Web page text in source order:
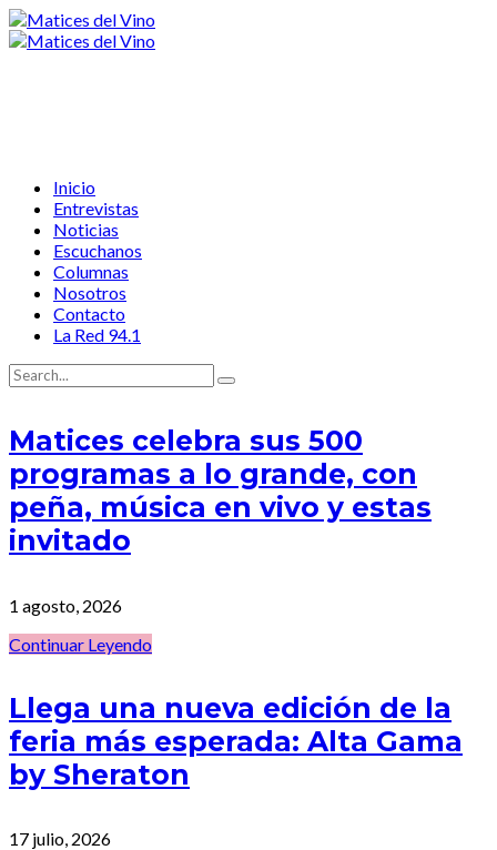
Inicio
Entrevistas
Noticias
Escuchanos
Columnas
Nosotros
Contacto
La Red 94.1
Matices celebra sus 500
programas a lo grande, con
peña, música en vivo y estas
invitado
1 agosto, 2026
Continuar Leyendo
Llega una nueva edición de la
feria más esperada: Alta Gama
by Sheraton
17 julio, 2026